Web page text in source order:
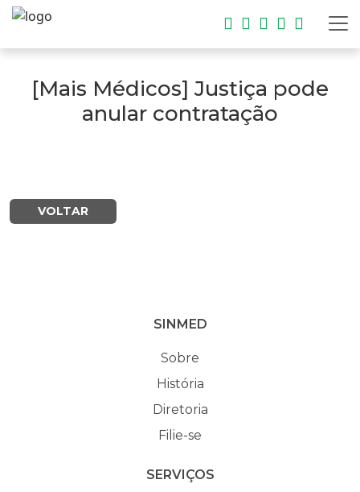
[Mais Médicos] Justiça pode
anular contratação
VOLTAR
SINMED
Sobre
História
Diretoria
Filie-se
SERVIÇOS